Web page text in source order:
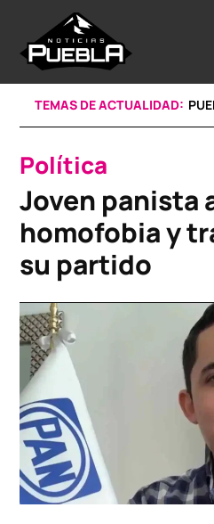
content
TEMAS DE ACTUALIDAD:
POSTED
IN
Política
Joven panista
homofobia y
su partido